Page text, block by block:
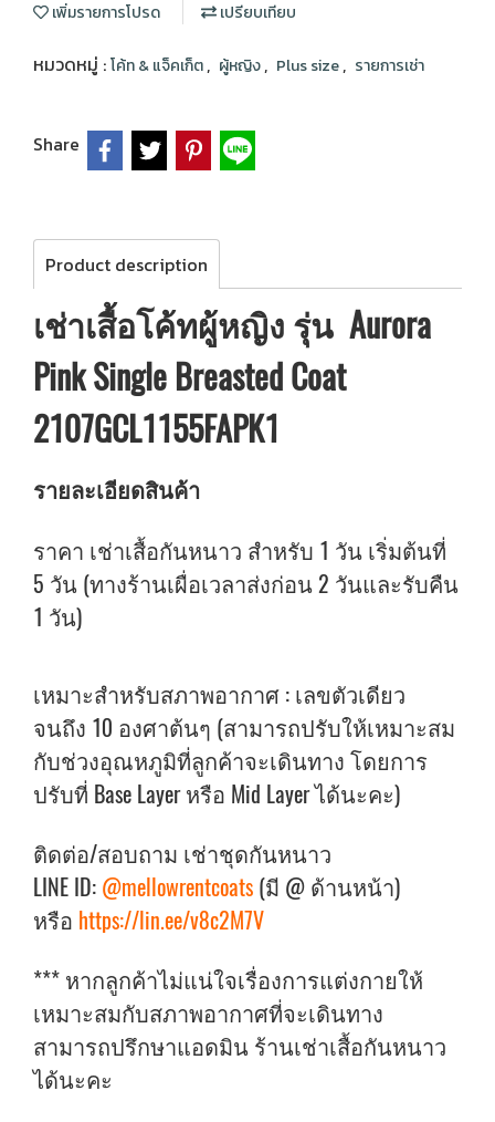
เพิ่มรายการโปรด เปรียบเทียบ
หมวดหมู่ :โค้ท & แจ็คเก็ต, ผู้หญิง, Plus size, รายการเช่า
Share
Product description
เช่าเสื้อโค้ทผู้หญิง รุ่น Aurora
Pink Single Breasted Coat
2107GCL1155FAPK1
รายละเอียดสินค้า
ราคา เช่าเสื้อกันหนาว สำหรับ 1 วัน เริ่มต้นที่
5 วัน (ทางร้านเผื่อเวลาส่งก่อน 2 วันและรับคืน
1 วัน)
เหมาะสำหรับสภาพอากาศ : เลขตัวเดียว
จนถึง 10 องศาต้นๆ (สามารถปรับให้เหมาะสม
กับช่วงอุณหภูมิที่ลูกค้าจะเดินทาง โดยการ
ปรับที่ Base Layer หรือ Mid Layer ได้นะคะ)
ติดต่อ/สอบถาม เช่าชุดกันหนาว
LINE ID: @mellowrentcoats (มี @ ด้านหน้า)
หรือ https://lin.ee/v8c2M7V
*** หากลูกค้าไม่แน่ใจเรื่องการแต่งกายให้
เหมาะสมกับสภาพอากาศที่จะเดินทาง
สามารถปรึกษาแอดมิน ร้านเช่าเสื้อกันหนาว
ได้นะคะ